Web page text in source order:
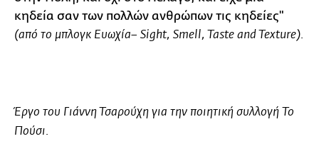
κηδεία σαν των πολλών ανθρώπων τις κηδείες"
(από το μπλογκ Ευωχία– Sight, Smell, Taste and Texture).
Έργο του Γιάννη Τσαρούχη για την ποιητική συλλογή Το
Πούσι.